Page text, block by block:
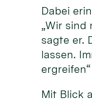
Dabei
„Wir sind
sagte er.
lassen.
Mit Blick